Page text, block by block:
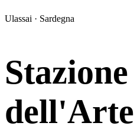
Ulassai · Sardegna
Stazione
dell'Arte